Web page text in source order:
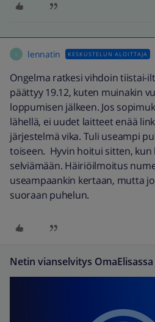
lennatin KESKUSTELUN ALOITTAJA
Ongelma ratkesi vihdoin tiistai-
päättyy 19.12, kuten muinakin
loppumisen jälkeen. Jos
lähellä, ei uudet laitteet enää
järjestelmä vika. Tuli useampi
toiseen. Hyvin hoitui sitten,
selviämään. Häiriöilmoitus
useampaankin kertaan, mutta
suoraan puhelun.
Netin vianselvitys OmaElisassa